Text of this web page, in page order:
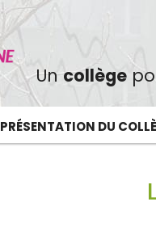
Uncollège
PRÉSENTATION DU